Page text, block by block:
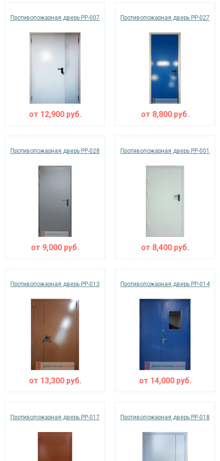
Противопожарная дверь PP-007
от 12,900руб.
Противопожарная дверь PP-027
от 8,800 руб.
Противопожарная дверь PP-028
от 9,000 руб.
Противопожарная дверь PP-001
от 8,400 руб.
Противопожарная дверь PP-013
от 13,300руб.
Противопожарная дверь PP-014
от 14,000руб.
Противопожарная дверь PP-017 Противопожарная дверь PP-018